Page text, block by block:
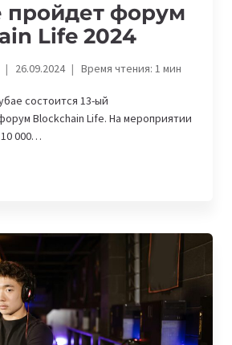
пройдет форум
Life 2024
26.09.2024 Время чтения: 1мин
состоится 13-ый
Blockchain Life. На мероприятии
000…